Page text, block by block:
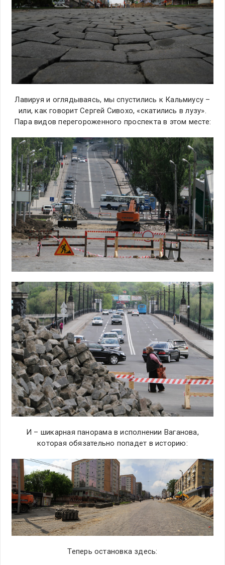
Лавируя и оглядываясь, мы спустились к Кальмиусу –
или, как говорит Сергей Сивохо, «скатились в лузу».
Пара видов перегороженного проспекта в этом месте:
И – шикарная панорама в исполнении Ваганова,
которая обязательно попадет в историю:
Теперь остановка здесь: